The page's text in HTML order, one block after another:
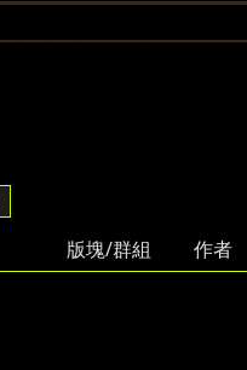
版塊/群組 作者